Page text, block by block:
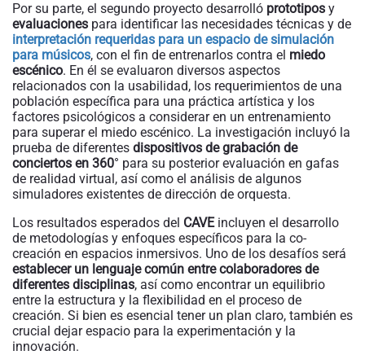
Por su parte, el segundo proyecto desarrolló prototipos y
evaluaciones para identificar las necesidades técnicas y de
interpretación requeridas para un espacio de simulación
para músicos, con el fin de entrenarlos contra el miedo
escénico. En él se evaluaron diversos aspectos
relacionados con la usabilidad, los requerimientos de una
población específica para una práctica artística y los
factores psicológicos a considerar en un entrenamiento
para superar el miedo escénico. La investigación incluyó la
prueba de diferentes dispositivos de grabación de
conciertos en 360° para su posterior evaluación en gafas
de realidad virtual, así como el análisis de algunos
simuladores existentes de dirección de orquesta.
Los resultados esperados del CAVE incluyen el desarrollo
de metodologías y enfoques específicos para la co-
creación en espacios inmersivos. Uno de los desafíos será
establecer un lenguaje común entre colaboradores de
diferentes disciplinas, así como encontrar un equilibrio
entre la estructura y la flexibilidad en el proceso de
creación. Si bien es esencial tener un plan claro, también es
crucial dejar espacio para la experimentación y la
innovación.